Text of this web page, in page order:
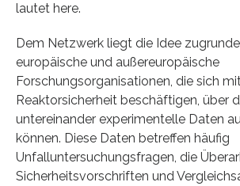
lautet here.
Dem Netzwerk liegt die Idee
europäische und außereuropäische
Forschungsorganisationen, die sich mit
Reaktorsicherheit beschäftigen, über
untereinander experimentelle Daten
können. Diese Daten betreffen häufig
Unfalluntersuchungsfragen, die
Sicherheitsvorschriften und